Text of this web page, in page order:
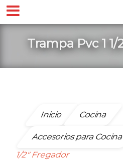
Trampa Pvc 1
Inicio Cocina
Accesorios para Cocina
1/2″ Fregador